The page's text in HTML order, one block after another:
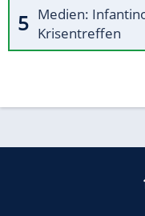
Medien:
Krisentreffen